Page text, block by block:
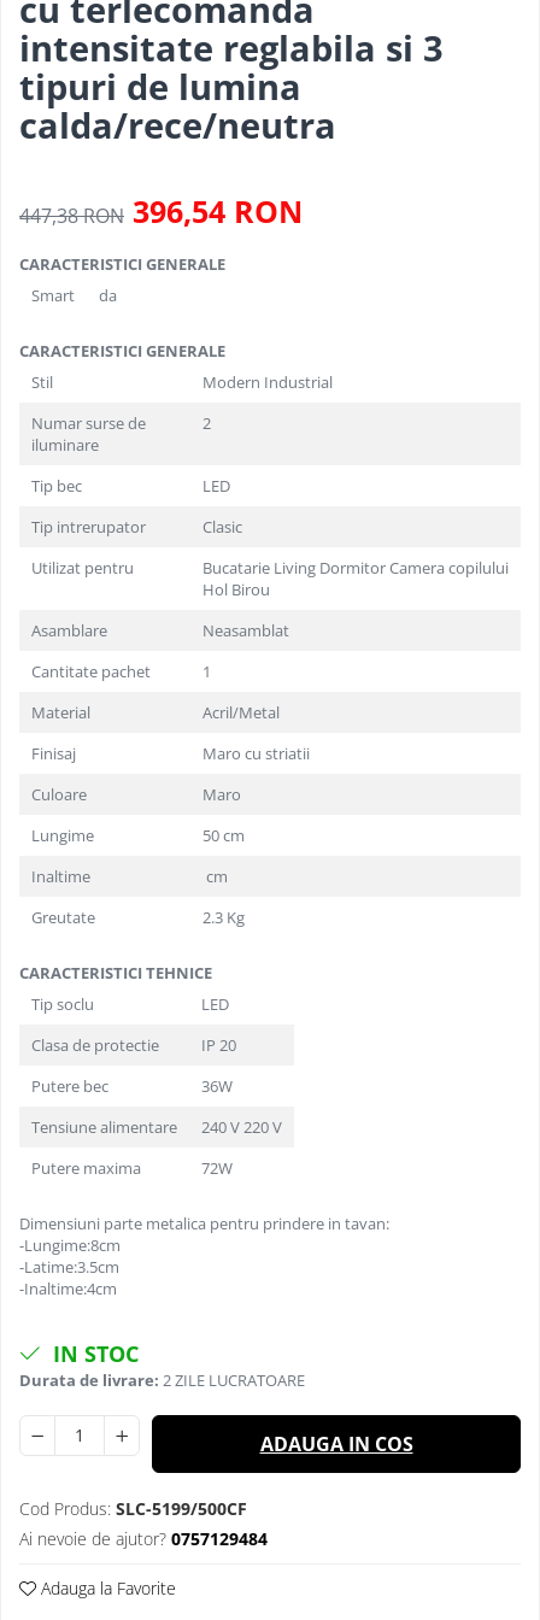
Sina Magnetica Slim
Iluminat stradal
intensitate reglabila si 3
tipuri de lumina
calda/rece/neutra
447,38 RON 396,54 RON
CARACTERISTICI GENERALE
Smart
da
CARACTERISTICI GENERALE
Stil
Modern Industrial
Numar surse de
iluminare
2
Tip bec
LED
Tip intrerupator
Clasic
Utilizat pentru
Bucatarie Living Dormitor Camera copilului
Hol Birou
Asamblare
Neasamblat
Cantitate pachet
1
Material
Acril/Metal
Finisaj
Maro cu striatii
Culoare
Maro
Lungime
50 cm
Inaltime
cm
Greutate
2.3 Kg
CARACTERISTICI TEHNICE
Tip soclu
LED
Clasa de protectie
IP 20
Putere bec
36W
Tensiune alimentare
240 V 220 V
Putere maxima
72W
Dimensiuni parte metalica pentru prindere in tavan:
-Lungime:8cm
-Latime:3.5cm
-Inaltime:4cm
IN STOC
Durata de livrare: 2 ZILE LUCRATOARE
ADAUGA IN COS
Cod Produs: SLC-5199/500CF
Ai nevoie de ajutor? 0757129484
Adauga la Favorite